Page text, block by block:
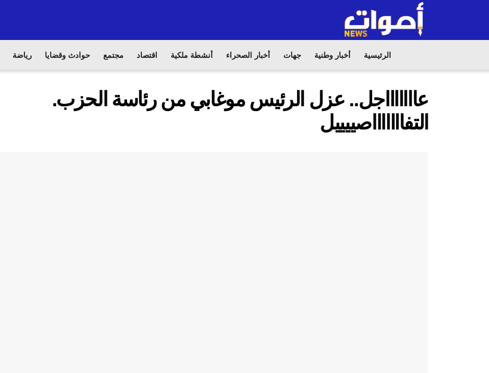
الرئيسية أخبار وطنية جهات أخبار الصحراء أنشطة ملكية اقتصاد مجتمع حوادث وقضايا رياضة
عاااااااجل.. عزل الرئيس موغابي من رئاسة الحزب.
التفاااااااصييييل